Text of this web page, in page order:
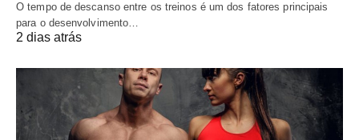
O tempo de descanso entre os treinos é um dos fatores principais
para o desenvolvimento…
2 dias atrás